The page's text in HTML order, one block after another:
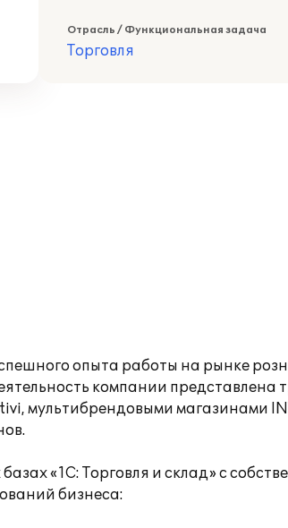
Отрасль / Функциональная задача
Торговля
опыта работы на рынке
компании представлена
мультибрендовыми магазинами
«1С: Торговля и склад» с
бизнеса: